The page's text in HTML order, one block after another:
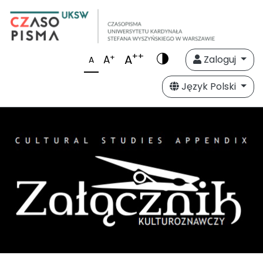
A A+ A++
Zaloguj
Język Polski